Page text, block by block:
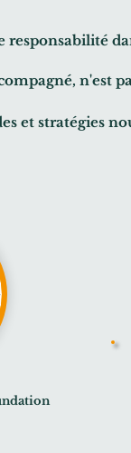
responsabilité
n'est
et stratégies